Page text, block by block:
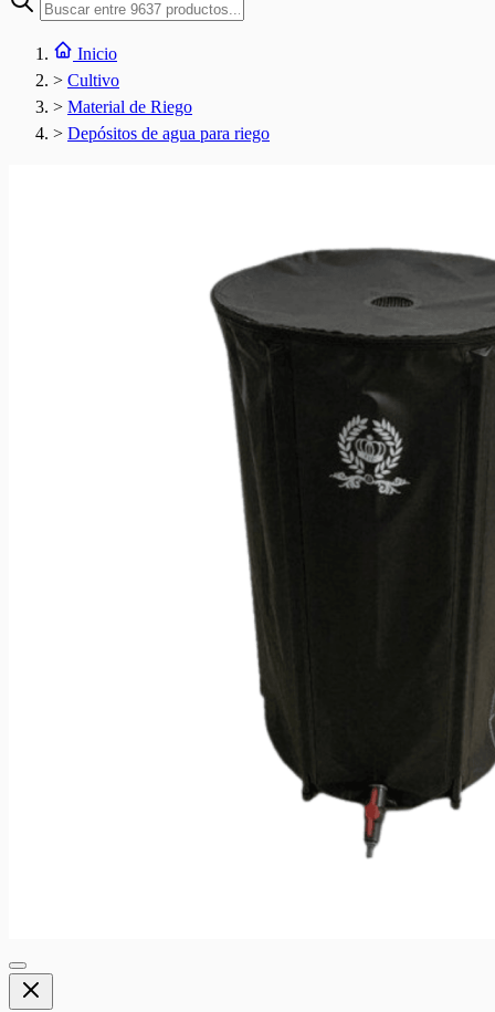
Inicio
> Cultivo
> Material de Riego
> Depósitos de agua para riego